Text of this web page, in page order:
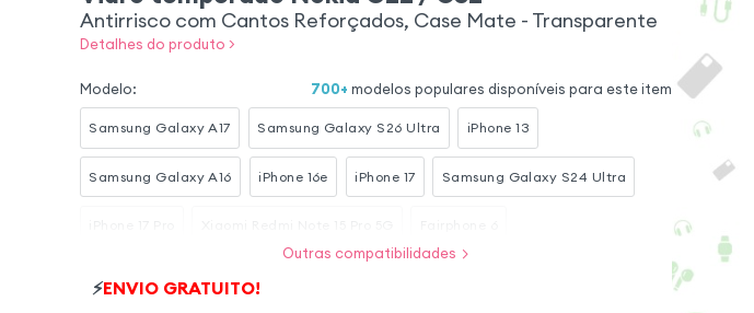
Antirrisco com Cantos Reforçados, Case Mate - Transparente
Detalhes do produto >
Modelo: 700+ modelos populares disponíveis para este item
Samsung Galaxy A17 Samsung Galaxy S26 Ultra iPhone 13
Samsung Galaxy A16 iPhone 16e iPhone 17 Samsung Galaxy S24 Ultra
Outras compatibilidades
⚡ENVIO GRATUITO!